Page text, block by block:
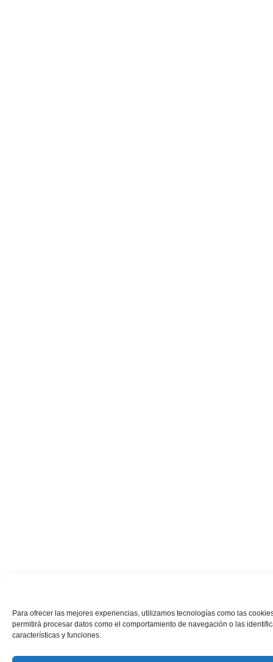
Para ofrecer las mejores experiencias, utilizamos tecnologías como las
permitirá procesar datos como el comportamiento de navegación o las
características y funciones.